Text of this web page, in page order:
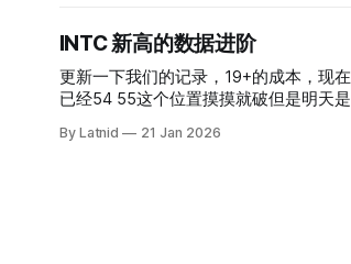
INTC 新高的数据进阶
更新一下我们的记录，19+的成本，现在
已经54 55这个位置摸摸就破但是明天是
而应该谨慎，数据很明显偏向多头，47的
By Latnid 21 Jan 2026